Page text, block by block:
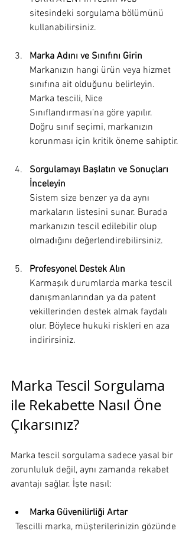
sitesindeki sorgulama bölümünü
kullanabilirsiniz.
Marka Adını ve Sınıfını Girin
Markanızın hangi ürün veya hizmet
sınıfına ait olduğunu belirleyin.
Marka tescili, Nice
Sınıflandırması’na göre yapılır.
Doğru sınıf seçimi, markanızın
korunması için kritik öneme sahiptir.
Sorgulamayı Başlatın ve Sonuçları
İnceleyin
Sistem size benzer ya da aynı
markaların listesini sunar. Burada
markanızın tescil edilebilir olup
olmadığını değerlendirebilirsiniz.
Profesyonel Destek Alın
Karmaşık durumlarda marka tescil
danışmanlarından ya da patent
vekillerinden destek almak faydalı
olur. Böylece hukuki riskleri en aza
indirirsiniz.
Marka Tescil Sorgulama
ile Rekabette Nasıl Öne
Çıkarsınız?
Marka tescil sorgulama sadece yasal bir
zorunluluk değil, aynı zamanda rekabet
avantajı sağlar. İşte nasıl:
Marka Güvenilirliği Artar